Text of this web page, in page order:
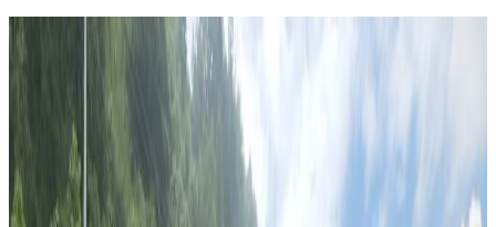
News
कंगोमा इटालीका राजदूत लुका अटानासियो
मारिए